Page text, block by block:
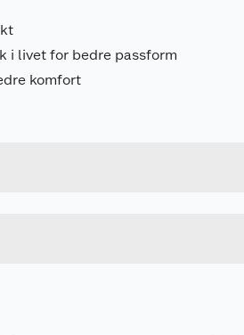
i livet for bedre passform
komfort